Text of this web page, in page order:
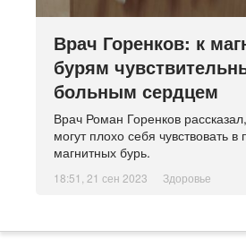
Врач Горенков: к
бурям
больным сердцем
Врач Роман Горенков
могут плохо себя чувствовать
магнитных бурь.
18:51, 21 сен 2023 Здоровье